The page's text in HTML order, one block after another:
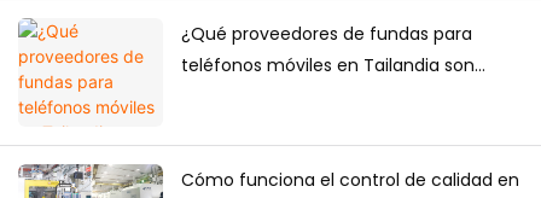
¿Qué proveedores de fundas para
teléfonos móviles en Tailandia son
Cómo funciona el control de calidad en